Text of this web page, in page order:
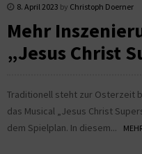
8. April 2023 by Christoph Doerner
Mehr
„Jesus Christ
Traditionell steht zur Osterzeit
das Musical „Jesus Christ
dem Spielplan. In diesem...